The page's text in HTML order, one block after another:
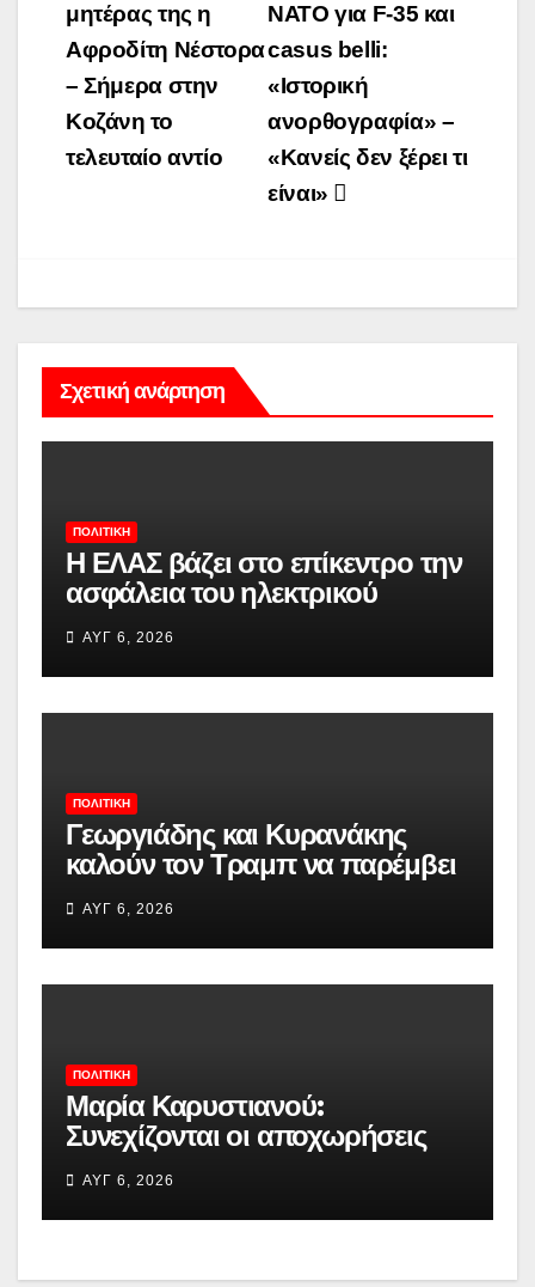
ΝΑΤΟ για F-35 και
casus belli:
«Ιστορική
ανορθογραφία» –
«Κανείς δεν ξέρει τι
είναι»
μητέρας της η
Αφροδίτη Νέστορα
– Σήμερα στην
Κοζάνη το
τελευταίο αντίο
Σχετική ανάρτηση
ΠΟΛΙΤΙΚΉ
Η ΕΛΑΣ βάζει στο επίκεντρο την
ασφάλεια του ηλεκτρικού
δικτύου μετά τις φωτιές
ΑΥΓ 6, 2026
ΠΟΛΙΤΙΚΉ
Γεωργιάδης και Κυρανάκης
καλούν τον Τραμπ να παρέμβει
για τα Γλυπτά του Παρθενώνα:
«Μπορεί να αφήσει ιστορική
παρακαταθήκη»
ΑΥΓ 6, 2026
ΠΟΛΙΤΙΚΉ
Μαρία Καρυστιανού:
Συνεχίζονται οι αποχωρήσεις
από την «Ελπίδα για τη
Δημοκρατία» – «Δεν συνθέτει,
αλλά λειτουργεί με αρχηγικά
ΑΥΓ 6, 2026